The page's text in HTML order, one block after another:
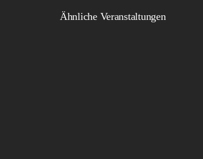
Ähnliche Veranstaltungen